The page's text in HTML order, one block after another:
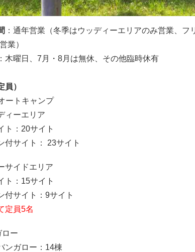
：通年営業（冬季はウッディーエリアのみ営業、
業）
：木曜日、7月・8月は無休、その他臨時休有
員）
ートキャンプ
ィーエリア
ト：20サイト
付サイト： 23サイト
サイドエリア
ト：15サイト
付サイト：9サイト
定員5名
ロー
ンガロー：14棟